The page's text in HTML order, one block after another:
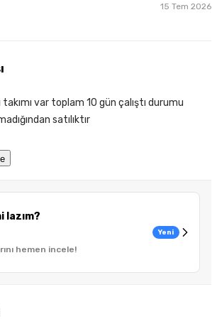
15 Tem 2026
lazım?
hemen incele!
Yeni
takımı var toplam 10 gün çalıştı durumu
satılıktır